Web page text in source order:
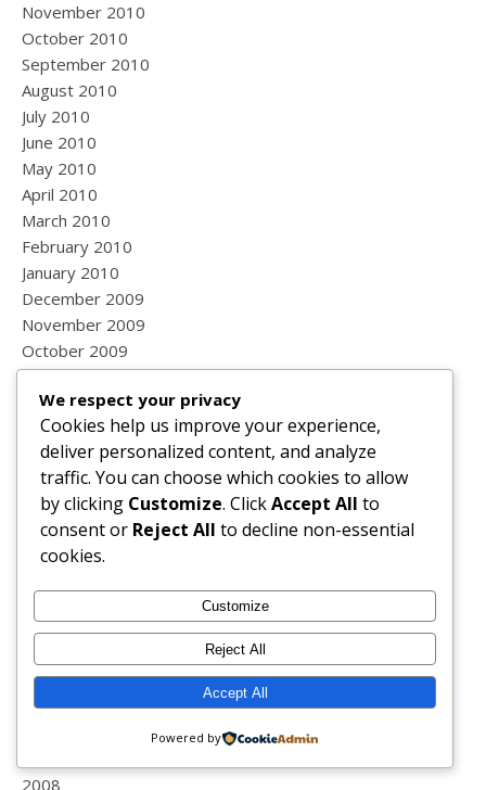
November 2010
October 2010
September 2010
August 2010
July 2010
June 2010
May 2010
April 2010
March 2010
February 2010
January 2010
December 2009
November 2009
October 2009
September 2009
August 2009
July 2009
June 2009
May 2009
Categories
#lisaefit
10 anos
1999
2008
We respect your privacy
Cookies help us improve your experience,
deliver personalized content, and analyze
traffic. You can choose which cookies to allow
by clicking Customize. ClickAccept All to
consent or Reject All to decline non-essential
cookies.
Customize
Reject All
Accept All
Powered by